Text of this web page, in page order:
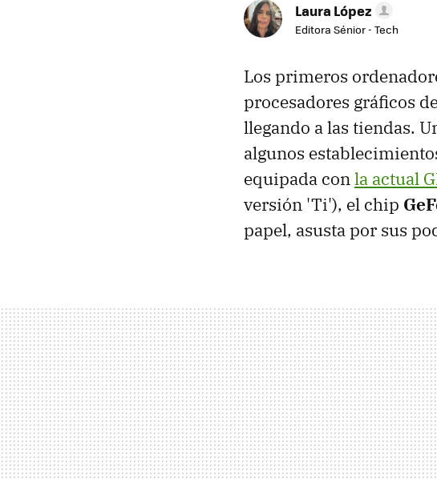
Laura López
Editora Sénior - Tech
Los primeros
procesadores gráficos
llegando a las tiendas.
algunos
equipada conla actual
versión 'Ti'), el chip
papel, asusta por sus